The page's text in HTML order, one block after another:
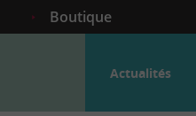
Boutique
Actualités